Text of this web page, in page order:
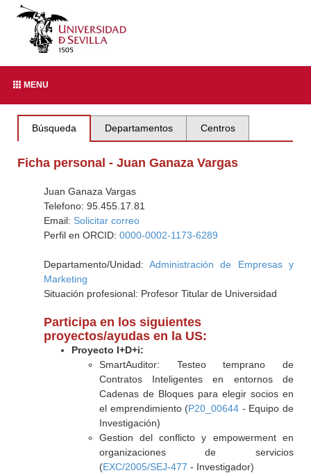
MENU
Búsqueda Departamentos Centros
Ficha personal - Juan Ganaza Vargas
Juan Ganaza Vargas
Telefono: 95.455.17.81
Email: Solicitar correo
Perfil en ORCID: 0000-0002-1173-6289
Departamento/Unidad:Administración de Empresas y
Marketing
Situación profesional: Profesor Titular de Universidad
Participa en los siguientes
proyectos/ayudas en la US:
Proyecto I+D+i:
SmartAuditor: Testeo temprano de
Contratos Inteligentes en entornos de
Cadenas de Bloques para elegir socios en
el emprendimiento (P20_00644 - Equipo de
Investigación)
Gestion del conflicto y empowerment en
organizaciones de servicios
(EXC/2005/SEJ-477 - Investigador)